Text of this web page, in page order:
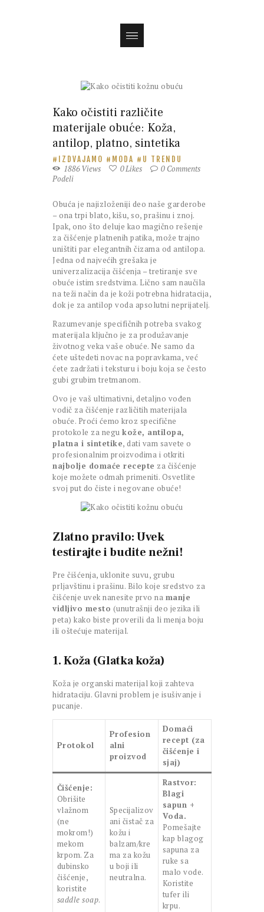
Kako očistiti različite
materijale obuće: Koža,
antilop, platno, sintetika
IZDVAJAMO MODA U TRENDU
1886Views 0Likes 0 Comments
Podeli
Obuća je najizloženiji deo naše garderobe
– ona trpi blato, kišu, so, prašinu i znoj.
Ipak, ono što deluje kao magično rešenje
za čišćenje platnenih patika, može trajno
uništiti par elegantnih čizama od antilopa.
Jedna od najvećih grešaka je
univerzalizacija čišćenja – tretiranje sve
obuće istim sredstvima. Lično sam naučila
na teži način da je koži potrebna hidratacija,
dok je za antilop voda apsolutni neprijatelj.
Razumevanje specifičnih potreba svakog
materijala ključno je za produžavanje
životnog veka vaše obuće. Ne samo da
ćete uštedeti novac na popravkama, već
ćete zadržati i teksturu i boju koja se često
gubi grubim tretmanom.
Ovo je vaš ultimativni, detaljno vođen
vodič za čišćenje različitih materijala
obuće. Proći ćemo kroz specifične
protokole za negu kože, antilopa,
platna i sintetike, dati vam savete o
profesionalnim proizvodima i otkriti
najbolje domaće recepte za čišćenje
koje možete odmah primeniti. Osvetlite
svoj put do čiste i negovane obuće!
Zlatno pravilo: Uvek
testirajte i budite nežni!
Pre čišćenja, uklonite suvu, grubu
prljavštinu i prašinu. Bilo koje sredstvo za
čišćenje uvek nanesite prvo na manje
vidljivo mesto (unutrašnji deo jezika ili
peta) kako biste proverili da li menja boju
ili oštećuje materijal.
1. Koža (Glatka koža)
Koža je organski materijal koji zahteva
hidrataciju. Glavni problem je isušivanje i
pucanje.
Protokol
Profesion
alni
proizvod
Domaći
recept (za
čišćenje i
sjaj)
Čišćenje:
Obrišite
vlažnom
(ne
mokrom!)
mekom
krpom. Za
dubinsko
čišćenje,
koristite
saddle soap.
Specijalizov
ani čistač za
kožu i
balzam/kre
ma za kožu
u boji ili
neutralna.
Rastvor:
Blagi
sapun +
Voda.
Pomešajte
kap blagog
sapuna za
ruke sa
malo vode.
Koristite
tufer ili
krpu.